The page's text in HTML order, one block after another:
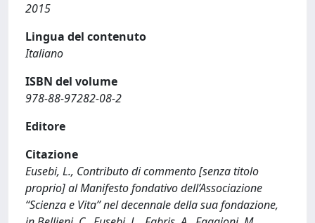
2015
Lingua del contenuto
Italiano
ISBN del volume
978-88-97282-08-2
Editore
Citazione
Eusebi, L., Contributo di commento [senza titolo
proprio] al Manifesto fondativo dell’Associazione
“Scienza e Vita” nel decennale della sua fondazione,